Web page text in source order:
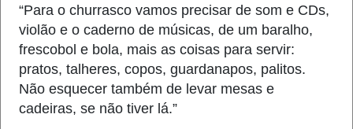
“Para o churrasco vamos precisar de som e CDs,
violão e o caderno de músicas, de um baralho,
frescobol e bola, mais as coisas para servir:
pratos, talheres, copos, guardanapos, palitos.
Não esquecer também de levar mesas e
cadeiras, se não tiver lá.”